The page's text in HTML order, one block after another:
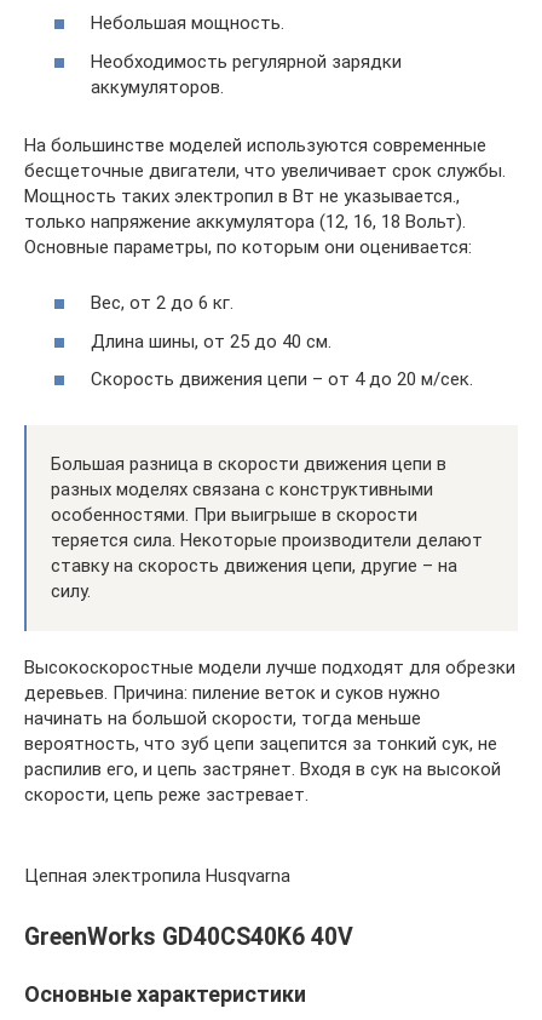
Небольшая мощность.
Необходимость регулярной зарядки
аккумуляторов.
На большинстве моделей используются современные
бесщеточные двигатели, что увеличивает срок службы.
Мощность таких электропил в Вт не указывается.,
только напряжение аккумулятора (12, 16, 18 Вольт).
Основные параметры, по которым они оценивается:
Вес, от 2 до 6 кг.
Длина шины, от 25 до 40 см.
Скорость движения цепи – от 4 до 20 м/сек.
Большая разница в скорости движения цепи в
разных моделях связана с конструктивными
особенностями. При выигрыше в скорости
теряется сила. Некоторые производители делают
ставку на скорость движения цепи, другие – на
силу.
Высокоскоростные модели лучше подходят для обрезки
деревьев. Причина: пиление веток и суков нужно
начинать на большой скорости, тогда меньше
вероятность, что зуб цепи зацепится за тонкий сук, не
распилив его, и цепь застрянет. Входя в сук на высокой
скорости, цепь реже застревает.
Цепная электропила Husqvarna
GreenWorks GD40CS40K6 40V
Основные характеристики